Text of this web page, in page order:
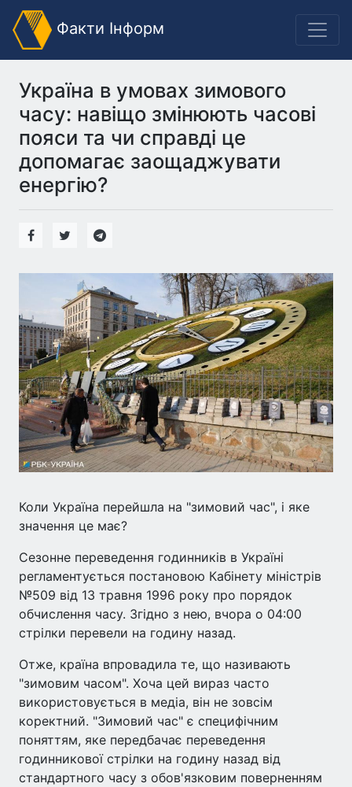
Факти Інформ
Україна в умовах зимового
часу: навіщо змінюють часові
пояси та чи справді це
допомагає заощаджувати
енергію?
Коли Україна перейшла на "зимовий час", і яке
значення це має?
Сезонне переведення годинників в Україні
регламентується постановою Кабінету міністрів
№509 від 13 травня 1996 року про порядок
обчислення часу. Згідно з нею, вчора о 04:00
стрілки перевели на годину назад.
Отже, країна впровадила те, що називають
"зимовим часом". Хоча цей вираз часто
використовується в медіа, він не зовсім
коректний. "Зимовий час" є специфічним
поняттям, яке передбачає переведення
годинникової стрілки на годину назад від
стандартного часу з обов'язковим поверненням